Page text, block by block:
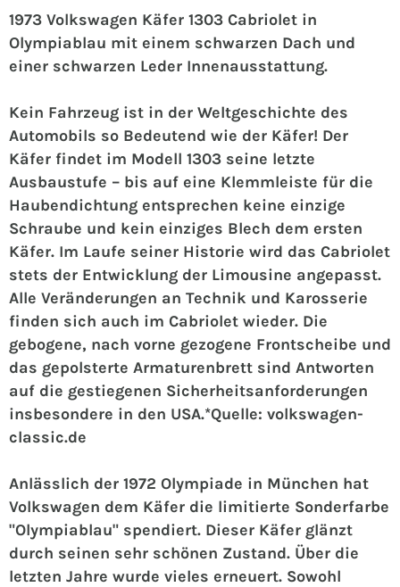
1973 Volkswagen Käfer 1303 Cabriolet in
Olympiablau mit einem schwarzen Dach und
einer schwarzen Leder Innenausstattung.
Kein Fahrzeug ist in der Weltgeschichte des
Automobils so Bedeutend wie der Käfer! Der
Käfer findet im Modell 1303 seine letzte
Ausbaustufe – bis auf eine Klemmleiste für die
Haubendichtung entsprechen keine einzige
Schraube und kein einziges Blech dem ersten
Käfer. Im Laufe seiner Historie wird das Cabriolet
stets der Entwicklung der Limousine angepasst.
Alle Veränderungen an Technik und Karosserie
finden sich auch im Cabriolet wieder. Die
gebogene, nach vorne gezogene Frontscheibe und
das gepolsterte Armaturenbrett sind Antworten
auf die gestiegenen Sicherheitsanforderungen
insbesondere in den USA.*Quelle: volkswagen-
classic.de
Anlässlich der 1972 Olympiade in München hat
Volkswagen dem Käfer die limitierte Sonderfarbe
"Olympiablau" spendiert. Dieser Käfer glänzt
durch seinen sehr schönen Zustand. Über die
letzten Jahre wurde vieles erneuert. Sowohl